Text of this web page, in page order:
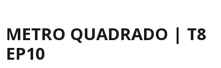
METRO QUADRADO | T8
EP10